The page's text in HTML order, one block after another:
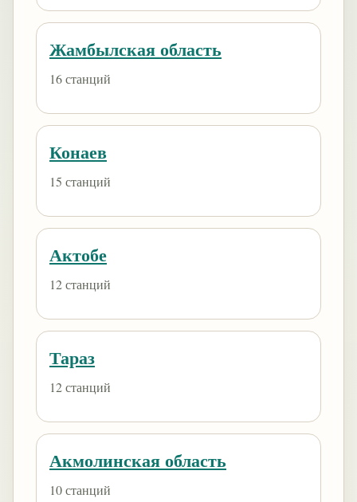
Жамбылская область
16 станций
Конаев
15 станций
Актобе
12 станций
Тараз
12 станций
Акмолинская область
10 станций